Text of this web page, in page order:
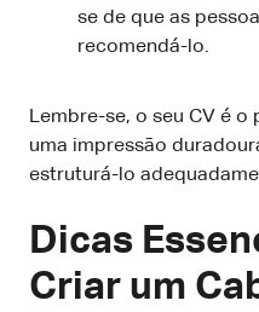
se de que as
recomendá-lo.
Lembre-se, o seu CV é
uma impressão
estruturá-lo
Dicas
Criar um